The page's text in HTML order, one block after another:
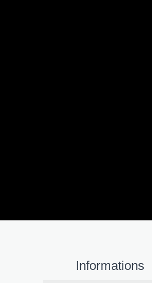
Informations